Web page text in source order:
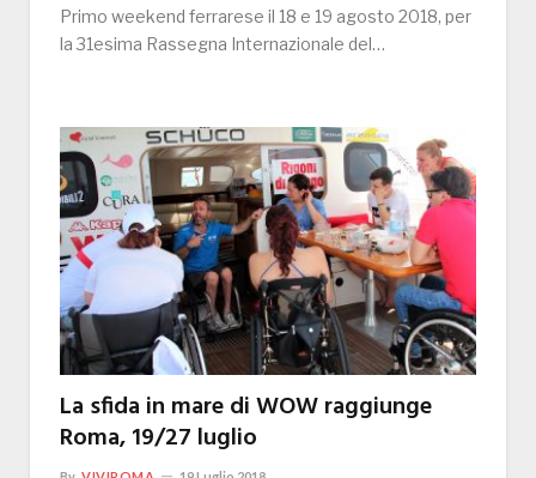
Primo weekend ferrarese il 18 e 19 agosto 2018, per
la 31esima Rassegna Internazionale del…
La sfida in mare di WOW raggiunge
Roma, 19/27 luglio